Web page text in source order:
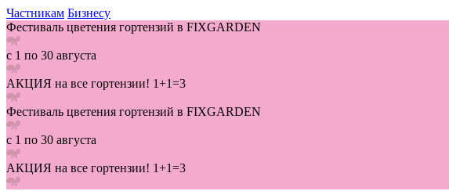
Частникам Бизнесу
Фестиваль цветения гортензий в FIXGARDEN
с 1 по 30 августа
АКЦИЯ на все гортензии! 1+1=3
Фестиваль цветения гортензий в FIXGARDEN
с 1 по 30 августа
АКЦИЯ на все гортензии! 1+1=3